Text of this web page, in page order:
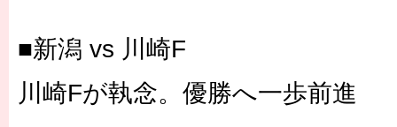
■新潟 vs 川崎F
川崎Fが執念。優勝へ一歩前進